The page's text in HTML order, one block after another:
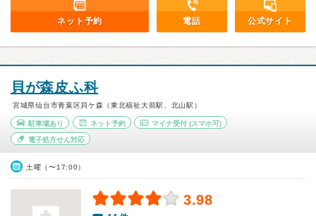
ネット予約 電話 公式サイト
貝が森皮ふ科
宮城県仙台市青葉区貝ケ森（東北福祉大前駅、北山駅）
駐車場あり ネット予約 マイナ受付 (スマホ可)
電子処方せん対応
土曜（〜17:00）
3.98